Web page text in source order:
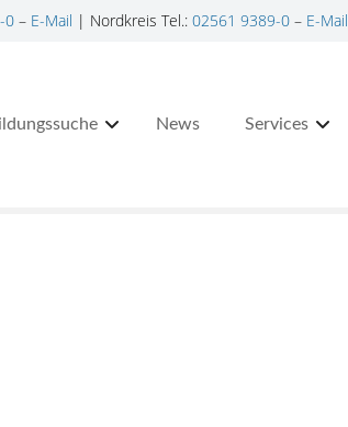
0– E-Mail | Nordkreis Tel.: 02561 9389-0– E-Mail
News Services